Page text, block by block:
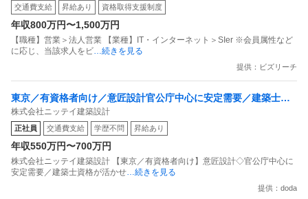
交通費支給 昇給あり 資格取得支援制度
年収800万円〜1,500万円
【職種】営業＞法人営業 【業種】IT・インターネット＞SIer ※会員属性など
に応じ、当該求人をビ…続きを見る
提供：ビズリーチ
東京／有資格者向け／意匠設計官公庁中心に安定需要／建築士資
格が活かせる／定着率／完全週休2日制
株式会社ニッテイ建築設計
正社員 交通費支給 学歴不問 昇給あり
年収550万円〜700万円
株式会社ニッテイ建築設計 【東京／有資格者向け】意匠設計◇官公庁中心に
安定需要／建築士資格が活かせ…続きを見る
提供：doda